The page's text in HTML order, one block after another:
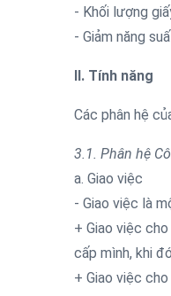
- Khối lượng
- Giảm năng
II. Tính năng
Các phân hệ
3.1. Phân hệ
a. Giao việc
- Giao việc là
+ Giao việc
cấp mình, khi
+ Giao việc